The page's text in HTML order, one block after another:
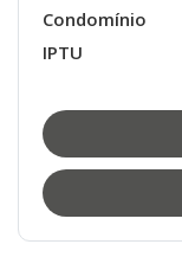
Condomínio
IPTU